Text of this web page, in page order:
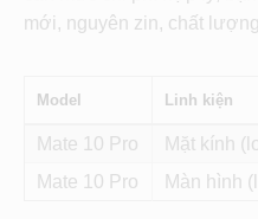
mới, nguyên zin, chất
Model Linh kiện
Mate 10 Pro Mặt kính
Mate 10 Pro
Màn hình